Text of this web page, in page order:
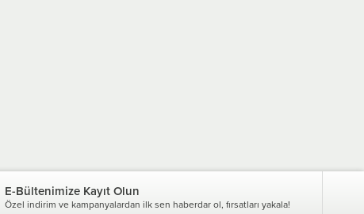
E-Bültenimize Kayıt Olun
Özel indirim ve kampanyalardan ilk sen haberdar ol, fırsatları yakala!